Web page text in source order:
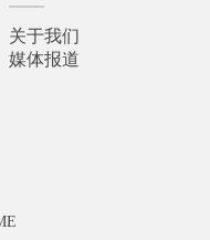
关于我们
媒体报道